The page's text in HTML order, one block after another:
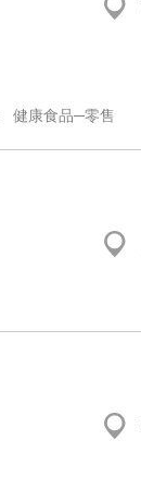
健康食品─零售